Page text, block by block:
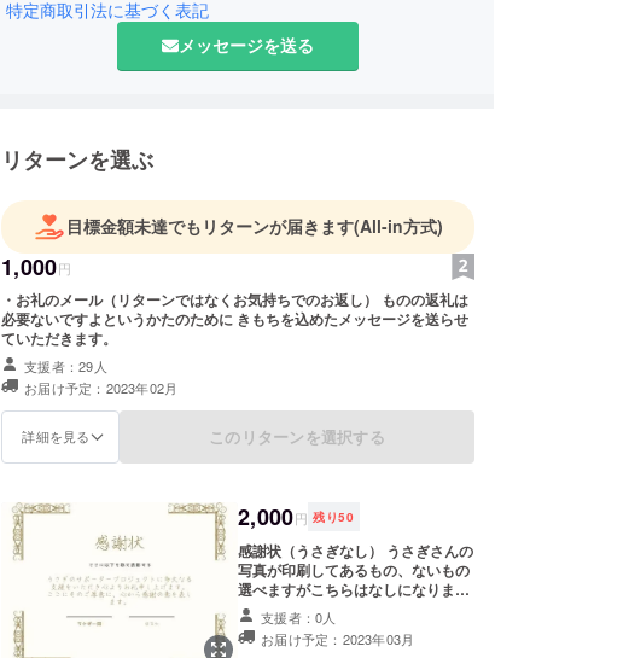
特定商取引法に基づく表記
メッセージを送る
リターンを選ぶ
目標金額未達でもリターンが届きます(All-in方式)
1,000円
・お礼のメール（リターンではなくお気持ちでのお返し） ものの返礼は
必要ないですよというかたのために きもちを込めたメッセージを送らせ
ていただきます。
支援者：29人
お届け予定：2023年02月
詳細を見る このリターンを選択する
2,000円 残り50
感謝状（うさぎなし） うさぎさんの
写真が印刷してあるもの、ないもの
選べますがこちらはなしになりま
す。 縦１４．５センチ×横２１セン
チ 素材は厚紙氏になります。
支援者：0人
お届け予定：2023年03月